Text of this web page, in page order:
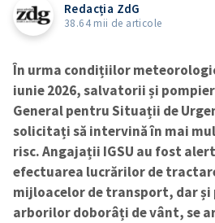
Redacția ZdG
38.64 mii de articole
În urma condițiilor
iunie 2026, salvatorii și
General pentru Situații de
solicitați să intervină în mai
risc. Angajații IGSU au fost
efectuarea lucrărilor de
mijloacelor de transport, dar
arborilor doborâți de vânt, se